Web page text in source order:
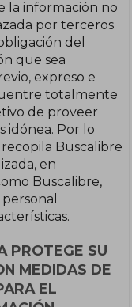
la información no
por terceros
del
que sea
expreso e
totalmente
de proveer
idónea. Por lo
Buscalibre
en
Buscalibre,
PROTEGE SU
MEDIDAS DE
EL